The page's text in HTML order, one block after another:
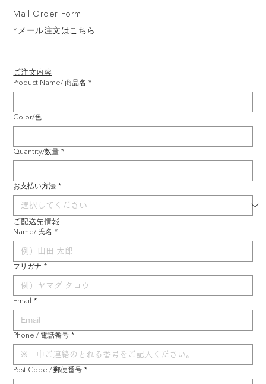
ご注文内容
Product Name/ 商品名 *
Color/色
Quantity/数量 *
お支払い方法 *
ご配送先情報
Name/ 氏名 *
フリガナ *
Email *
Phone / 電話番号 *
Post Code / 郵便番号 *
Mail Order Form
*メール注文はこちら